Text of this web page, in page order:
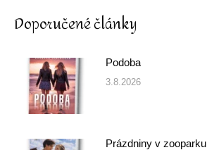
Doporučené články
Podoba
3.8.2026
Prázdniny v zooparku